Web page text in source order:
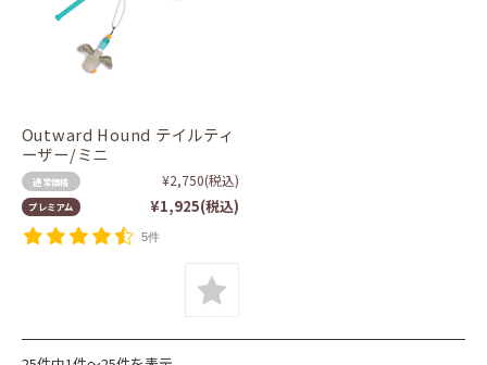
Outward Hound テイルティ
ーザー/ミニ
通常価格 ¥2,750(税込)
プレミアム ¥1,925(税込)
5件